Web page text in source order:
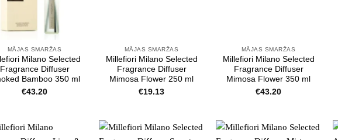
MĀJAS SMARŽAS
Milano Selected
Fragrance Diffuser
Bamboo 350 ml
€43.20
MĀJAS SMARŽAS
Millefiori Milano Selected
Fragrance Diffuser
Mimosa Flower 250 ml
€19.13
MĀJAS SMARŽAS
Millefiori Milano Selected
Fragrance Diffuser
Mimosa Flower 350 ml
€43.20